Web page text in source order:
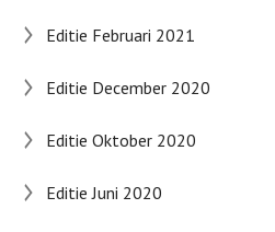
Editie Februari 2021
Editie December 2020
Editie Oktober 2020
Editie Juni 2020